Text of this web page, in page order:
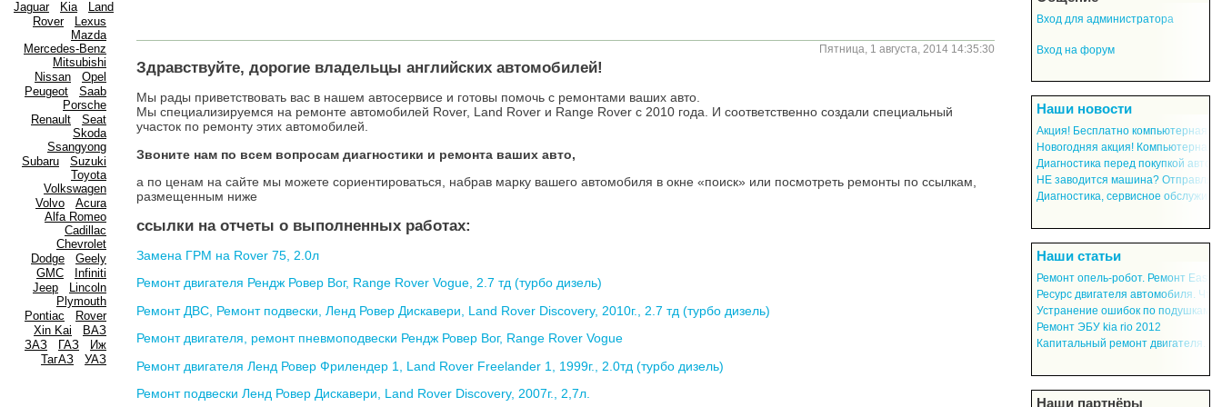
Пятница, 1 августа, 2014 14:35:30
Здравствуйте, дорогие владельцы английских автомобилей!
Мы рады приветствовать вас в нашем автосервисе и готовы помочь с ремонтами ваших авто.
Мы специализируемся на ремонте автомобилей Rover, Land Rover и Range Rover c 2010 года. И соответственно создали специальный
участок по ремонту этих автомобилей.
Звоните нам по всем вопросам диагностики и ремонта ваших авто,
а по ценам на сайте мы можете сориентироваться, набрав марку вашего автомобиля в окне «поиск» или посмотреть ремонты по ссылкам,
размещенным ниже
ссылки на отчеты о выполненных работах:
Замена ГРМ на Rover 75, 2.0л
Ремонт двигателя Рендж Ровер Вог, Range Rover Vogue, 2.7 тд (турбо дизель)
Ремонт ДВС, Ремонт подвески, Ленд Ровер Дискавери, Land Rover Discovery, 2010г., 2.7 тд (турбо дизель)
Ремонт двигателя, ремонт пневмоподвески Рендж Ровер Вог, Range Rover Vogue
Ремонт двигателя Ленд Ровер Фрилендер 1, Land Rover Freelander 1, 1999г., 2.0тд (турбо дизель)
Ремонт подвески Ленд Ровер Дискавери, Land Rover Discovery, 2007г., 2,7л.
Jaguar
Kia
Land
Rover
Lexus
Mazda
Mercedes-Benz
Mitsubishi
Nissan
Opel
Peugeot
Saab
Porsсhe
Renault
Seat
Skoda
Ssangyong
Subaru
Suzuki
Toyota
Volkswagen
Volvo
Acura
Alfa Romeo
Cadillac
Chevrolet
Dodge
Geely
GMC
Infiniti
Jeep
Lincoln
Plymouth
Pontiac
Rover
Xin Kai
ВАЗ
ЗАЗ
ГАЗ
Иж
ТагАЗ
УАЗ
Вход для администратора
Вход на форум
Наши новости
Акция! Бесплатно компьютерная
автомобиля. Приезжайте и
Новогодняя акция! Компьютерная
автомобиля БЕСПЛАТНО
Диагностика перед покупкой авто
экономия денег, нервов и
цены за авто.
НЕ заводится машина?
сами дальше по делам! Заводим
Диагностика, сервисное
Фрунзенский р-н
Наши статьи
Ремонт опель-робот. Ремонт
главного цилиндра сцепления
Принимаем цилиндры со всего
Ресурс двигателя автомобиля. Что
ресурс ДВС? Как увеличить ресурс
Диагностика двигателя.
Устранение ошибок по подушкам
SRS airbag. Ремонт подушек
Программирование блока SRS.
Ремонт ЭБУ kia rio 2012
Капитальный ремонт двигателя.
Наши партнёры